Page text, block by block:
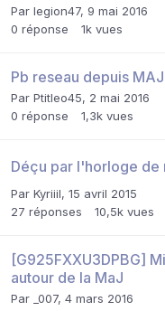
Par legion47, 9 mai 2016
0 réponse 1k vues
Pb reseau depuis MAJ
Par Ptitleo45, 2 mai 2016
0 réponse 1,3k vues
Déçu par l'horloge de
Par Kyriiil, 15 avril 2015
27 réponses 10,5k vues
[G925FXXU3DPBG]
autour de la MaJ
Par _007, 4 mars 2016